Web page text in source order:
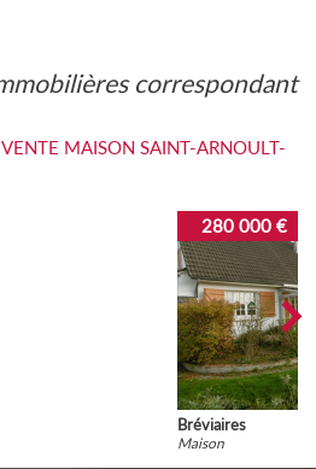
VENTE MAISON SAINT-ARNOULT-